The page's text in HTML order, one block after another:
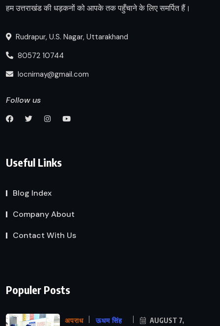
हम उत्तराखंड की धड़कनों को आपके तक पहुँचाने के लिए समर्पित हैं।
Rudrapur, U.S. Nagar, Uttarakhand
80572 10744
locnirnay@gmail.com
Follow us
Useful Links
Blog Index
Company About
Contact With Us
Populer Posts
अपराध
ऊधम सिंह
AUGUST 7,